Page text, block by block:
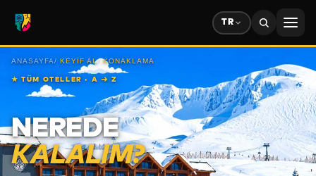
TR
ANASAYFA/ KEYIF AL/ KONAKLAMA
★ TÜM OTELLER · A → Z
NEREDE
KALALIM?